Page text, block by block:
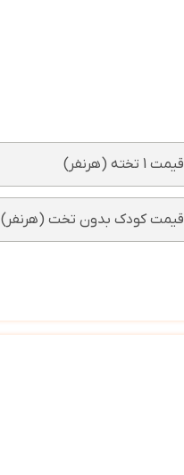
قیمت 1 تخته (هرنفر)
قیمت کودک بدون تخت (هرنفر)